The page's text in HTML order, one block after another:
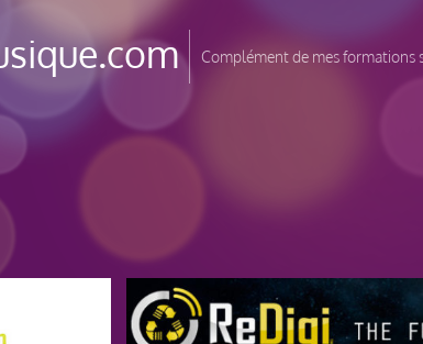
Complément de mes formations